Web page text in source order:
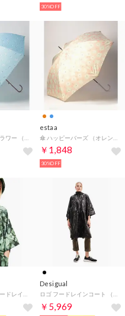
30%OFF
estaa
￥1,848
30%OFF
Desigual
￥5,969